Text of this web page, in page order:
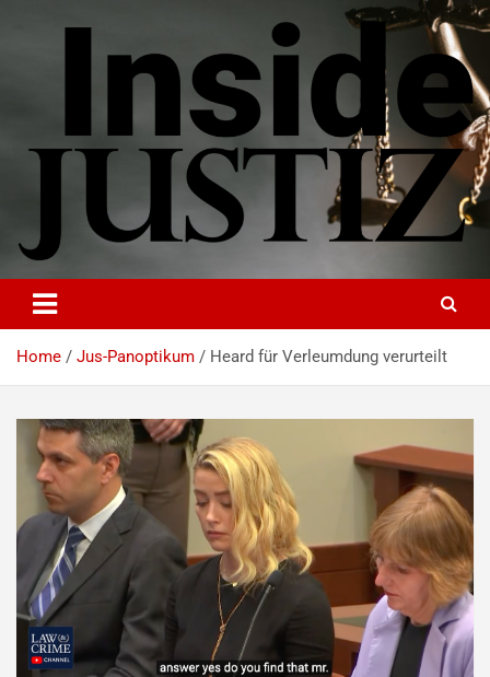
INSIDE-JUSTIZ
Home Jus-Panoptikum Heard für Verleumdung verurteilt